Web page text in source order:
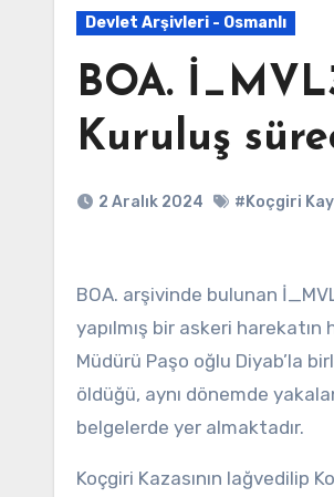
Devlet Arşivleri - Osmanlı
BOA.
Kuruluş
2 Aralık 2024 #Koçgiri
BOA. arşivinde bulunan
yapılmış bir askeri harekatın
Müdürü Paşo oğlu Diyab’la
öldüğü, aynı dönemde
belgelerde yer almaktadır.
Koçgiri Kazasının lağvedilip